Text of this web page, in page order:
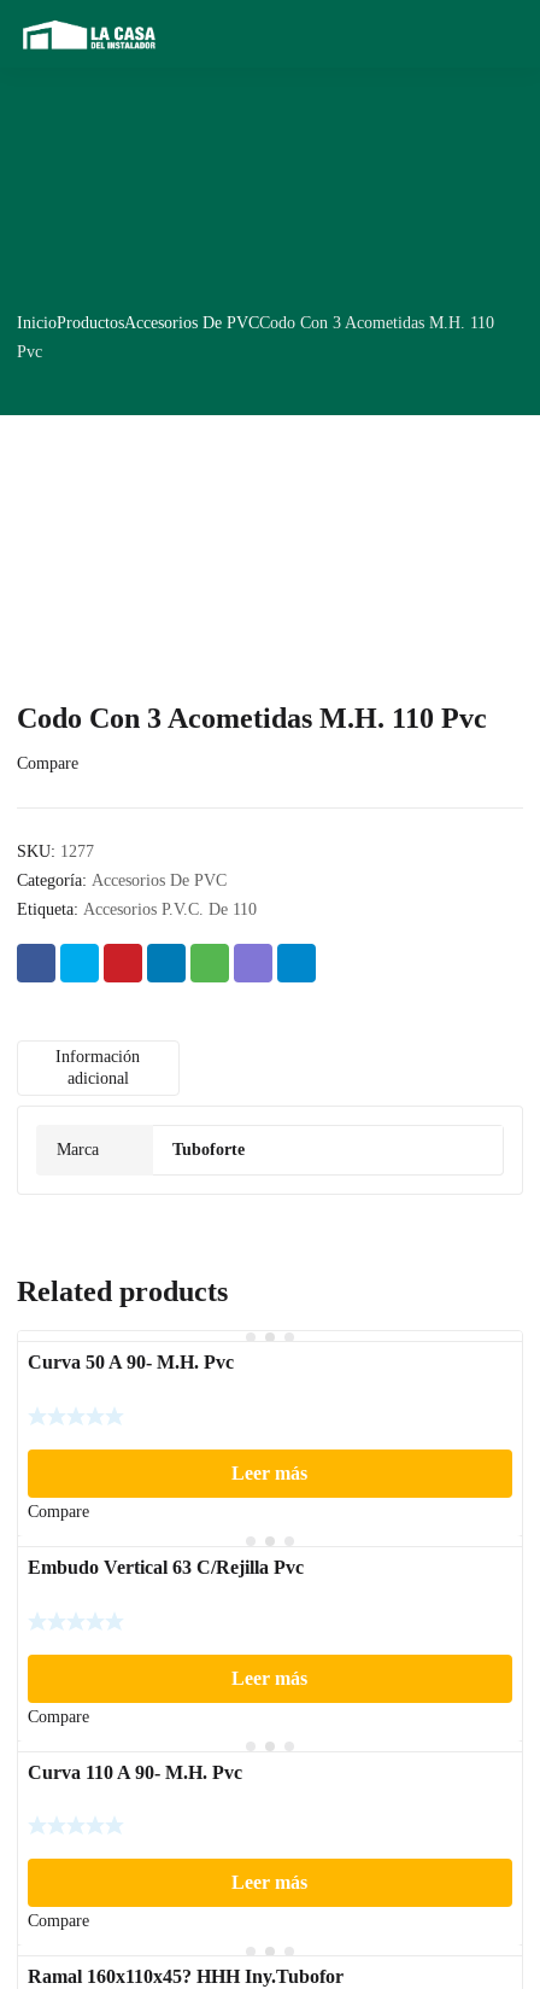
InicioProductosAccesorios De PVCCodo Con 3 Acometidas M.H. 110
Pvc
Codo Con 3 Acometidas M.H. 110 Pvc
Compare
SKU: 1277
Categoría: Accesorios De PVC
Etiqueta: Accesorios P.V.C. De 110
Información
adicional
Marca Tuboforte
Related products
Curva 50 A 90- M.H. Pvc
Leer más
Compare
Embudo Vertical 63 C/Rejilla Pvc
Leer más
Compare
Curva 110 A 90- M.H. Pvc
Leer más
Compare
Ramal 160x110x45? HHH Iny.Tubofor